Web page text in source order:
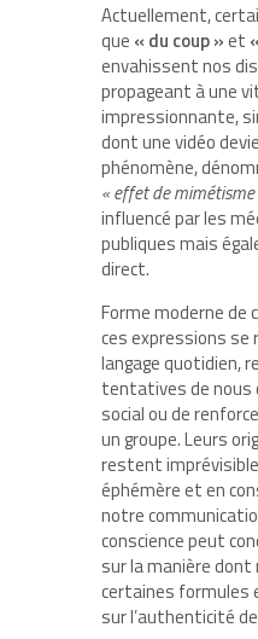
Actuellement,
que « du coup »et
envahissent nos
propageant à une
impressionnante,
dont une vidéo
phénomène,
« effet de mimétisme
influencé par les
publiques mais
direct.
Forme moderne de
ces expressions
langage quotidien,
tentatives de nous
social ou de
un groupe. Leurs
restent
éphémère et en
notre
conscience peut
sur la manière
certaines formules
sur l’authenticité